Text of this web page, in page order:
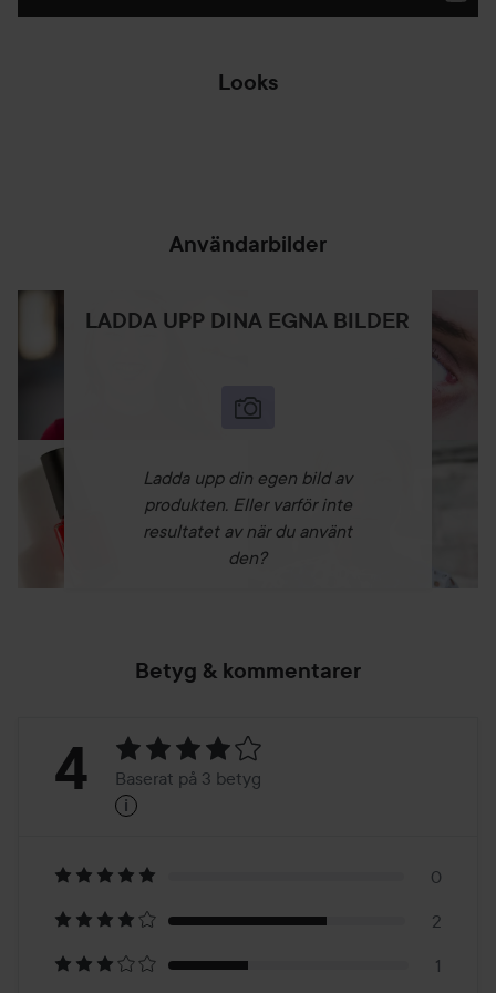
Looks
Användarbilder
LADDA UPP DINA EGNA BILDER
Ladda upp din egen bild av
produkten. Eller varför inte
resultatet av när du använt
den?
Betyg & kommentarer
Betyg:
Baserat
på
3
4 Baserat på 3 betyg
i
0
2
1